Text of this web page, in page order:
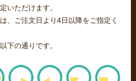
いただけます。
、ご注文日より4日以降をご指定く
下の通りです。